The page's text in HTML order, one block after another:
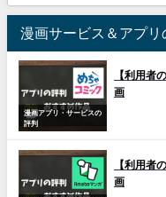
漫画サービス＆アプリ
漫画アプリ・サービスの
評判
【利用者
画
【利用者
画